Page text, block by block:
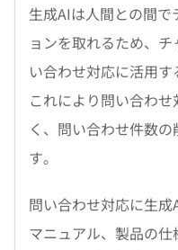
生成AIは人間との間
ョンを取れるため、
い合わせ対応に活用す
これにより問い合わ
く、問い合わせ件数
す。
問い合わせ対応に生
マニュアル、製品の